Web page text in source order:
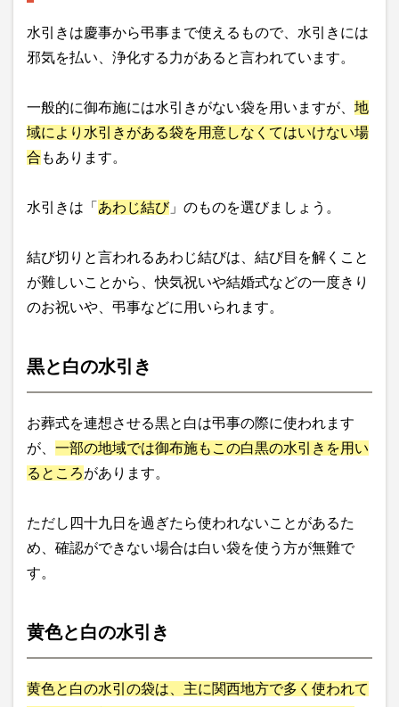
水引きは慶事から弔事まで使えるもので、水引きには
邪気を払い、浄化する力があると言われています。
一般的に御布施には水引きがない袋を用いますが、 地
域により水引きがある袋を用意しなくてはいけない場
合 もあります。
水引きは「 あわじ結び」のものを選びましょう。
結び切りと言われるあわじ結びは、結び目を解くこと
が難しいことから、快気祝いや結婚式などの一度きり
のお祝いや、弔事などに用いられます。
黒と白の水引き
お葬式を連想させる黒と白は弔事の際に使われます
が、 一部の地域では御布施もこの白黒の水引きを用い
るところがあります。
ただし四十九日を過ぎたら使われないことがあるた
め、確認ができない場合は白い袋を使う方が無難で
す。
黄色と白の水引き
黄色と白の水引の袋は、主に関西地方で多く使われて